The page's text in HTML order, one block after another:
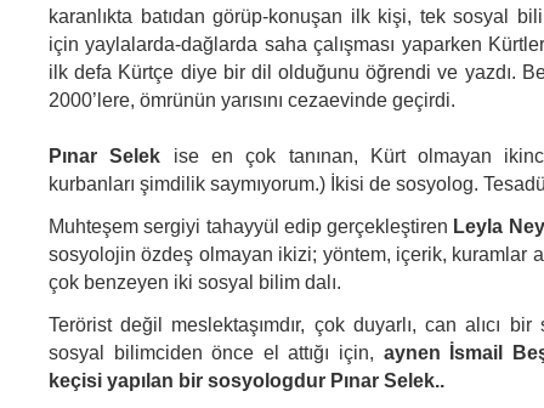
karanlıkta batıdan görüp-konuşan ilk kişi, tek sosyal
için yaylalarda-dağlarda saha çalışması yaparken
ilk defa Kürtçe diye bir dil olduğunu öğrendi ve yazdı.
2000’lere, ömrünün yarısını cezaevinde geçirdi.
Pınar Selek ise en çok tanınan, Kürt olmayan
kurbanları şimdilik saymıyorum.) İkisi de sosyolog.
Muhteşem sergiyi tahayyül edip gerçekleştiren Leyla
sosyolojin özdeş olmayan ikizi; yöntem, içerik, kuramlar
çok benzeyen iki sosyal bilim dalı.
Terörist değil meslektaşımdır, çok duyarlı, can alıcı
sosyal bilimciden önce el attığı için, aynen İsmail
keçisi yapılan bir sosyologdur Pınar Selek..